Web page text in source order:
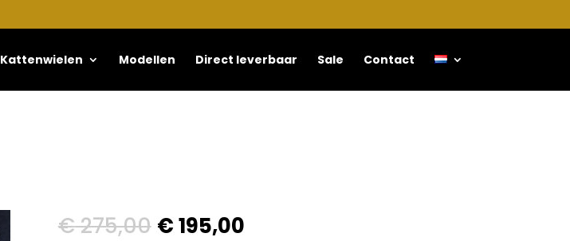
Kattenwielen Modellen Direct leverbaar Sale Contact
€275,00 €195,00